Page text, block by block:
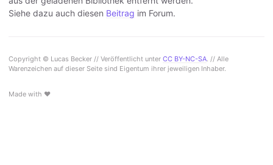
Made with ♥
Siehe dazu auch diesen Beitrag im Forum.
Copyright © Lucas Becker // Veröffentlicht unter CC BY-NC-SA. // Alle
Warenzeichen auf dieser Seite sind Eigentum ihrer jeweiligen Inhaber.